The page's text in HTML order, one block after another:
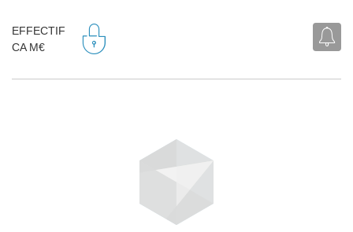
EFFECTIF
CA M€